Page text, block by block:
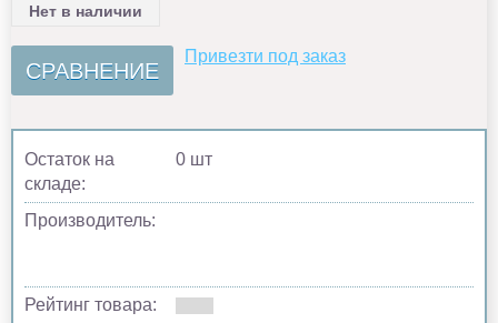
Нет в наличии
СРАВНЕНИЕ
Привезти под заказ
Остаток на
складе:
0 шт
Производитель:
Рейтинг товара: